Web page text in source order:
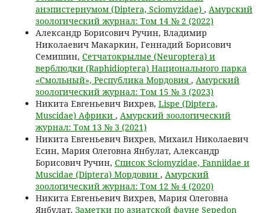
анэпистернумом (Diptera, Sciomyzidae) , Амурский
зоологический журнал: Том 14 № 2 (2022)
Александр Борисович Ручин, Владимир
Николаевич Макаркин, Геннадий Борисович
Семишин, Сетчатокрылые (Neuroptera) и
верблюдки (Raphidioptera) Национального парка
«Смольный», Республика Мордовия , Амурский
зоологический журнал: Том 15 № 3 (2023)
Никита Евгеньевич Вихрев, Lispe (Diptera,
Muscidae) Африки , Амурский зоологический
журнал: Том 13 № 3 (2021)
Никита Евгеньевич Вихрев, Михаил Николаевич
Есин, Мария Олеговна Янбулат, Александр
Борисович Ручин, Список Sciomyzidae, Fanniidae и
Muscidae (Diptera) Мордовии , Амурский
зоологический журнал: Том 12 № 4 (2020)
Никита Евгеньевич Вихрев, Мария Олеговна
Янбулат, Заметки по азиатской фауне Sepedon